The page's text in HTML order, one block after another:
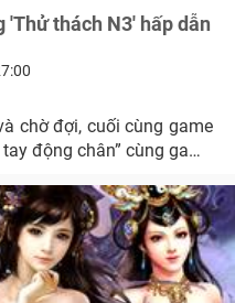
'Thử thách N3' hấp dẫn
chờ đợi, cuối cùng game
động chân” cùng game